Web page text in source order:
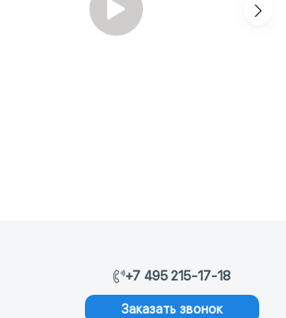
+7 495 215-17-18
Заказать звонок